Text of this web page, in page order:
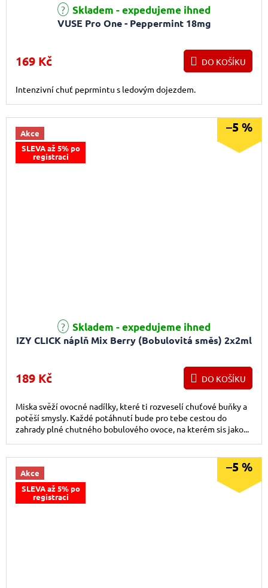
VUSE Pro One - Peppermint 18mg
Skladem - expedujeme ihned
169 Kč DO KOŠÍKU
Intenzivní chuť peprmintu s ledovým dojezdem.
Akce
SLEVA až 5% po
registraci
–5 %
IZY CLICK náplň Mix Berry (Bobulovitá směs) 2x2ml
Skladem - expedujeme ihned
189 Kč DO KOŠÍKU
Miska svěží ovocné nadílky, které ti rozveselí chuťové buňky a
potěší smysly. Každé potáhnutí bude pro tebe cestou do
zahrady plné chutného bobulového ovoce, na kterém sis jako...
Akce
SLEVA až 5% po
registraci
–5 %